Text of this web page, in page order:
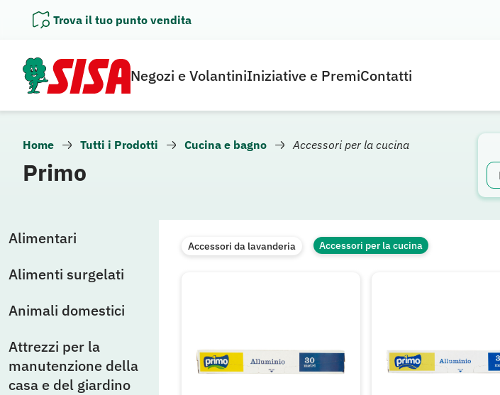
Trova il tuo punto vendita
Negozi e VolantiniIniziative e PremiContatti
Home Tutti i Prodotti Cucina e bagno Accessori per la cucina
Primo
Alimentari
Alimenti surgelati
Animali domestici
Attrezzi per la
manutenzione della
casa e del giardino
Accessori da lavanderia Accessori per la cucina